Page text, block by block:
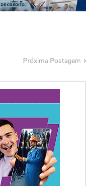
Próxima Postagem